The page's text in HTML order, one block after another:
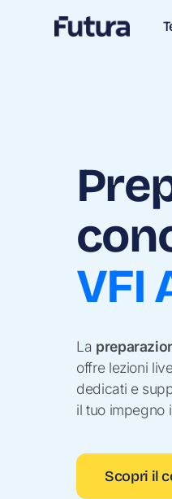
VFI
La
offre lezioni
dedicati e
il tuo impegno
Scopri il